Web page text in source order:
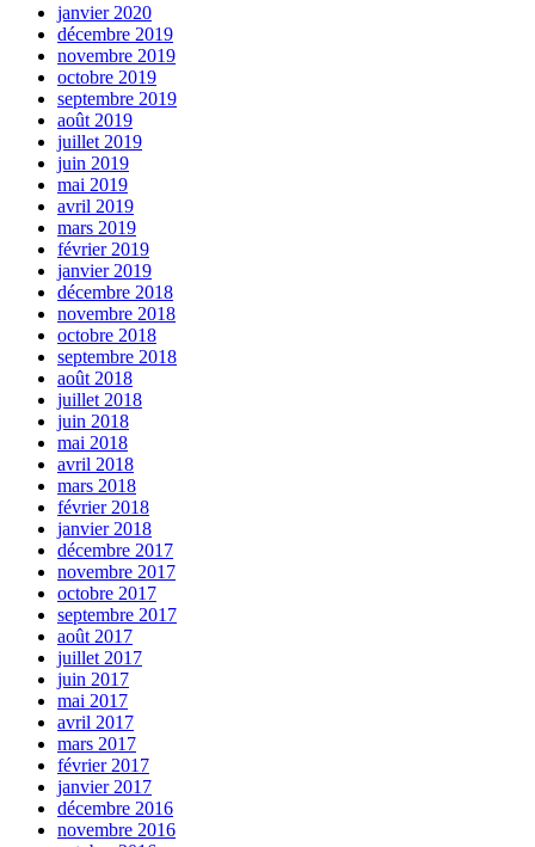
janvier 2020
décembre 2019
novembre 2019
octobre 2019
septembre 2019
août 2019
juillet 2019
juin 2019
mai 2019
avril 2019
mars 2019
février 2019
janvier 2019
décembre 2018
novembre 2018
octobre 2018
septembre 2018
août 2018
juillet 2018
juin 2018
mai 2018
avril 2018
mars 2018
février 2018
janvier 2018
décembre 2017
novembre 2017
octobre 2017
septembre 2017
août 2017
juillet 2017
juin 2017
mai 2017
avril 2017
mars 2017
février 2017
janvier 2017
décembre 2016
novembre 2016